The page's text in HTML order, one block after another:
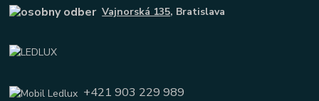
Vajnorská 135, Bratislava
+421 903 229 989